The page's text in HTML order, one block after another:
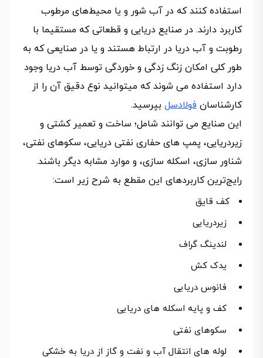
استفاده کنند که در آب شور و یا محیط‌های مرطوب
کاربرد دارند. در صنایع دریایی و قطعاتی که مستقیما با
رطوبت و آب دریا در ارتباط هستند و یا در صنایعی که به
طور کلی امکان زنگ زدگی و خوردگی توسط آب دریا وجود
دارد استفاده می شوند که میتوانید نوع دقیق آن را از
کارشناسان فولادسل بپرسید.
این صنایع می توانند شامل؛ ساخت و تعمیر کشتی و
زیردریایی، پمپ های حفاری نفتی دریایی، سکوهای نفتی،
شناور سازی، اسکله سازی، و موارد مشابه دیگر باشند.
رایج‌ترین کاربردهای این مقطع به شرح زیر است:
کف قایق
زیردریایی
لندینگ گراف
یدک کش
فانوس دریایی
کف و پایه اسکله های دریایی
سکوهای نفتی
لوله های انتقال آب و نفت و گاز از دریا به خشکی